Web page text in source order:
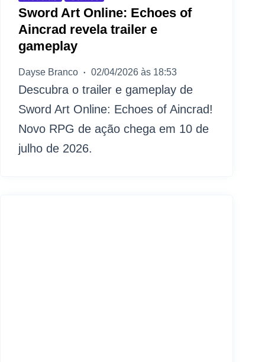
Sword Art Online: Echoes of
Aincrad revela trailer e
gameplay
Dayse Branco 02/04/2026 às 18:53
Descubra o trailer e gameplay de
Sword Art Online: Echoes of Aincrad!
Novo RPG de ação chega em 10 de
julho de 2026.